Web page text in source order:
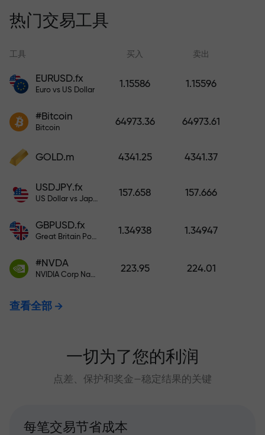
证6个月内利润增长3倍。放心交易—
您的资金受到保护！
奖金。X1000不是印刷错误。存款
热门交易工具
工具 买入 卖出
EURUSD.fx
Euro vs US Dollar
1.15586 1.15596
#Bitcoin
Bitcoin
64973.36 64973.61
GOLD.m 4341.25 4341.37
USDJPY.fx
US Dollar vs Japanese Yen
157.658 157.666
GBPUSD.fx
Great Britain Pound vs US Dollar
1.34938 1.34947
#NVDA
NVIDIA Corp Nasdaq Stock Exchange (Nasdaq) USD
223.95 224.01
查看全部
一切为了您的利润
点差、保护和奖金—稳定结果的关键
每笔交易节省成本